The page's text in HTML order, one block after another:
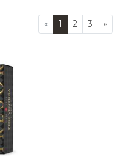
« 1 2 3 »